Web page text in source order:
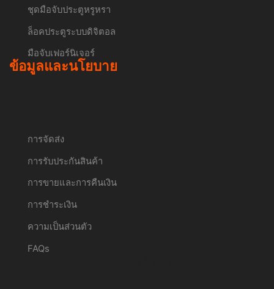
ชุดมือจับประตูหรูหรา
ล็อคประตูระบบดิจิตอล
มือจับเฟอร์นิเจอร์
ข้อมูลและนโยบาย
การจัดส่ง
การรับประกันสินค้า
การขายและการคืนเงิน
การชำระเงิน
ความเป็นส่วนตัว
FAQs